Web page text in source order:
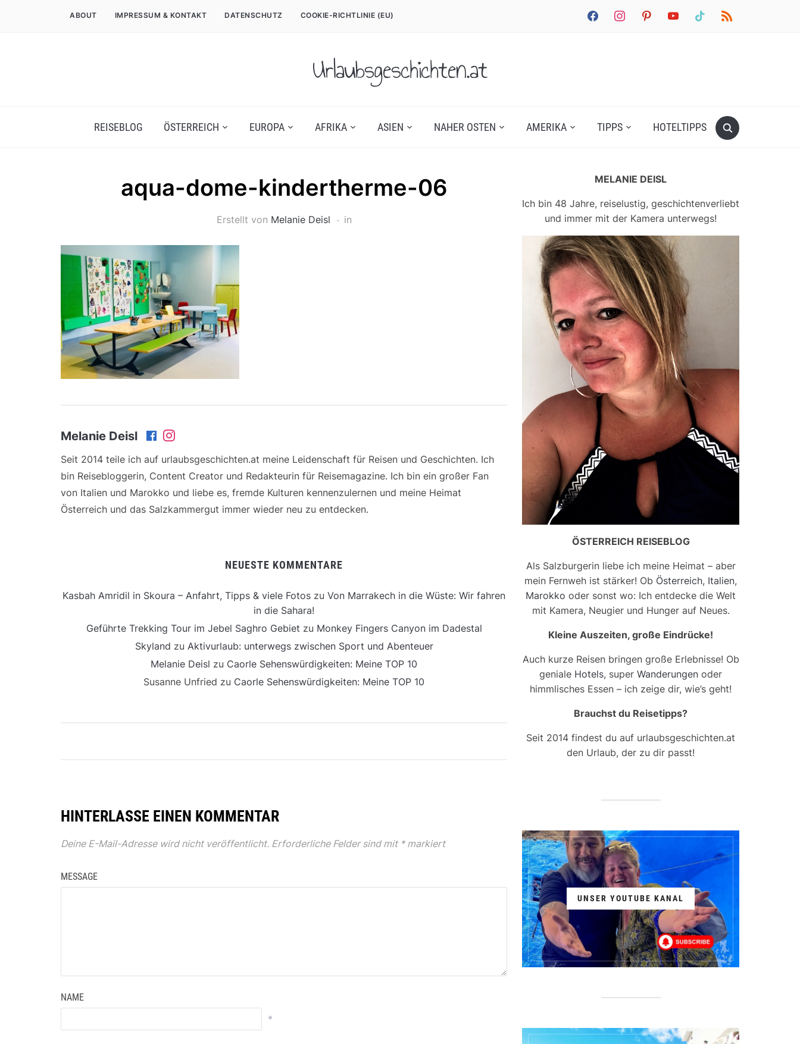
facebookinstagrampinterestyoutube tiktok rss
ABOUT IMPRESSUM & KONTAKT DATENSCHUTZ COOKIE-RICHTLINIE (EU)
Urlaubsgeschichten.at
REISEBLOG ÖSTERREICH EUROPA AFRIKA ASIEN NAHER OSTEN AMERIKA TIPPS HOTELTIPPS
aqua-dome-kindertherme-06
Erstellt von Melanie Deisl in
Melanie Deisl
Seit 2014 teile ich auf urlaubsgeschichten.at meine Leidenschaft für Reisen und Geschichten. Ich
bin Reisebloggerin, Content Creator und Redakteurin für Reisemagazine. Ich bin ein großer Fan
von Italien und Marokko und liebe es, fremde Kulturen kennenzulernen und meine Heimat
Österreich und das Salzkammergut immer wieder neu zu entdecken.
NEUESTE KOMMENTARE
Kasbah Amridil in Skoura – Anfahrt, Tipps & viele Fotos zu Von Marrakech in die Wüste: Wir fahren
in die Sahara!
Geführte Trekking Tour im Jebel Saghro Gebiet zu Monkey Fingers Canyon im Dadestal
Skyland zu Aktivurlaub: unterwegs zwischen Sport und Abenteuer
Melanie Deisl zu Caorle Sehenswürdigkeiten: Meine TOP 10
Susanne Unfried zu Caorle Sehenswürdigkeiten: Meine TOP 10
HINTERLASSE EINEN KOMMENTAR
Deine E-Mail-Adresse wird nicht veröffentlicht. Erforderliche Felder sind mit *markiert
MESSAGE
NAME
*
MELANIE DEISL
Ich bin 48 Jahre, reiselustig, geschichtenverliebt
und immer mit der Kamera unterwegs!
ÖSTERREICH REISEBLOG
Als Salzburgerin liebe ich meine Heimat – aber
mein Fernweh ist stärker! Ob Österreich, Italien,
Marokko oder sonst wo: Ich entdecke die Welt
mit Kamera, Neugier und Hunger auf Neues.
Kleine Auszeiten, große Eindrücke!
Auch kurze Reisen bringen große Erlebnisse! Ob
geniale Hotels, super Wanderungen oder
himmlisches Essen – ich zeige dir, wie’s geht!
Brauchst du Reisetipps?
Seit 2014 findest du auf urlaubsgeschichten.at
den Urlaub, der zu dir passt!
UNSER YOUTUBE KANAL